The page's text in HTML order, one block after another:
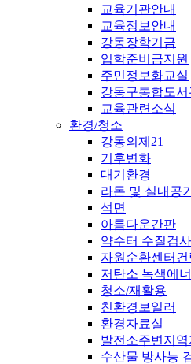
교육기관안내
교육정보안내
강동장학기금
입학준비금지원
주민정보화교실
강동구통합도서
교육관련소식
환경/청소
강동의제21
기후변화
대기환경
라돈 및 실내공
석면
아름다운간판
약수터 수질검사
자원순환센터건
저탄소 녹색에너
청소/재활용
친환경보일러
환경자료실
발전소주변지
수산물 방사능